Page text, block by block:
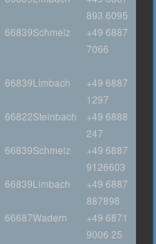
893 6095
66839Schmelz
+49 6887
7066
66839Limbach
+49 6887
1297
66822Steinbach
+49 6888
247
66839Schmelz
+49 6887
9126603
66839Limbach
+49 6887
887898
66687Wadern
+49 6871
9006 25